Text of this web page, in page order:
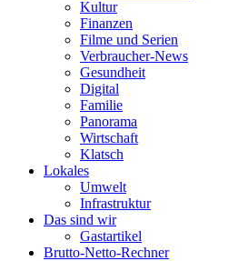
Kultur
Finanzen
Filme und Serien
Verbraucher-News
Gesundheit
Digital
Familie
Panorama
Wirtschaft
Klatsch
Lokales
Umwelt
Infrastruktur
Das sind wir
Gastartikel
Brutto-Netto-Rechner